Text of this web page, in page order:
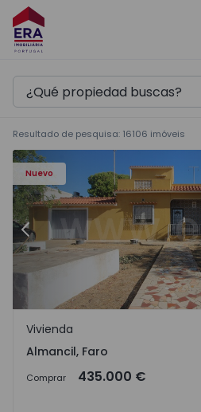
Resultado de pesquisa: 16106 imóveis
Nuevo
Anterior
Almancil, Faro
Vivienda
Almancil, Faro
Comprar 435.000 €